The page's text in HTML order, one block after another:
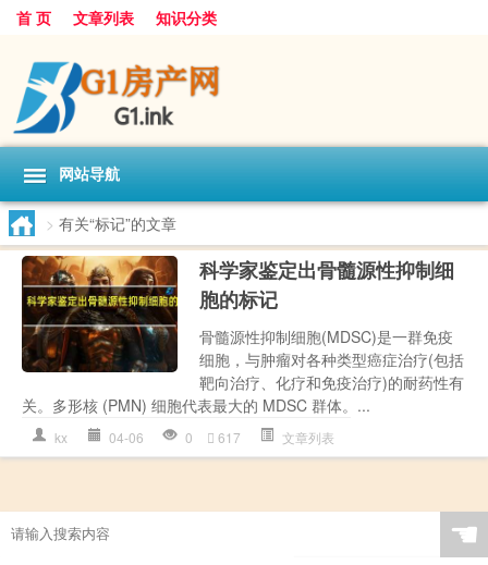
首 页 文章列表 知识分类
网站导航
> 有关“标记”的文章
科学家鉴定出骨髓源性抑制细
胞的标记
骨髓源性抑制细胞(MDSC)是一群免疫
细胞，与肿瘤对各种类型癌症治疗(包括
靶向治疗、化疗和免疫治疗)的耐药性有
关。多形核 (PMN) 细胞代表最大的 MDSC 群体。...
kx 04-06 0 617 文章列表
☚